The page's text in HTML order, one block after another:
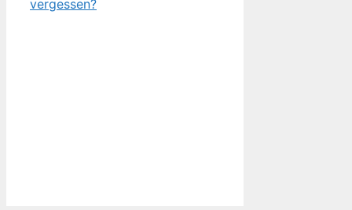
vergessen?